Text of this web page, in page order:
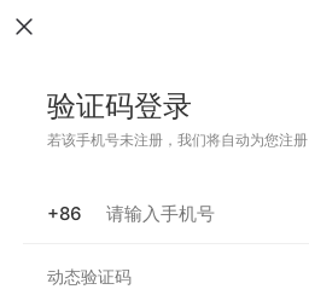
验证码登录
若该手机号未注册，我们将自动为您注册
+86